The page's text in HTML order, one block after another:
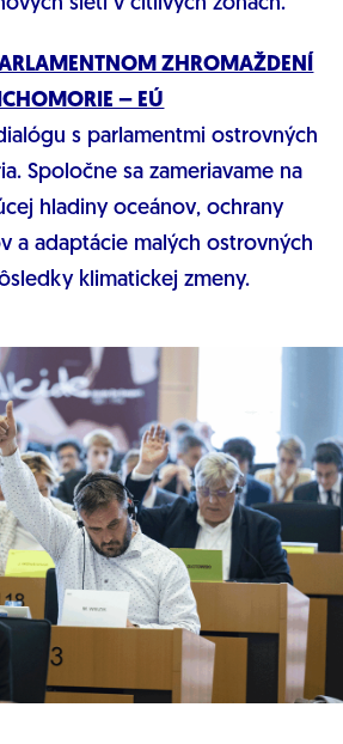
ZHROMAŽDENÍ
– EÚ
s parlamentmi ostrovných
Spoločne sa zameriavame na
hladiny oceánov, ochrany
a adaptácie malých ostrovných
klimatickej zmeny.